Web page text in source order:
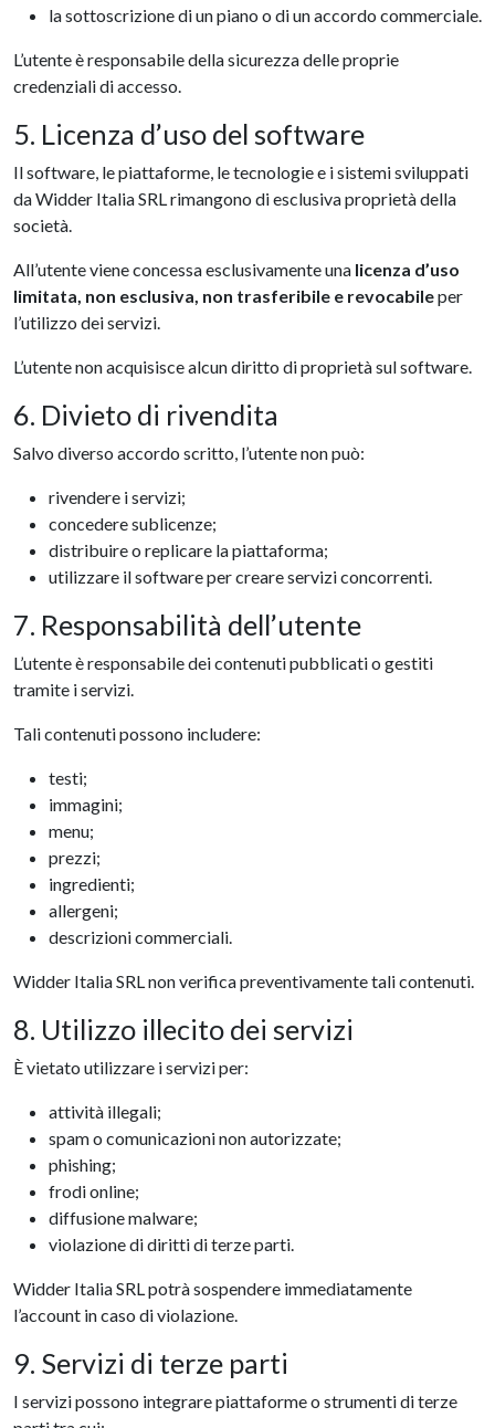
la sottoscrizione di un piano o di un accordo commerciale.
L’utente è responsabile della sicurezza delle proprie
credenziali di accesso.
5. Licenza d’uso del software
Il software, le piattaforme, le tecnologie e i sistemi sviluppati
da Widder Italia SRL rimangono di esclusiva proprietà della
società.
All’utente viene concessa esclusivamente una licenza d’uso
limitata, non esclusiva, non trasferibile e revocabileper
l’utilizzo dei servizi.
L’utente non acquisisce alcun diritto di proprietà sul software.
6. Divieto di rivendita
Salvo diverso accordo scritto, l’utente non può:
rivendere i servizi;
concedere sublicenze;
distribuire o replicare la piattaforma;
utilizzare il software per creare servizi concorrenti.
7. Responsabilità dell’utente
L’utente è responsabile dei contenuti pubblicati o gestiti
tramite i servizi.
Tali contenuti possono includere:
testi;
immagini;
menu;
prezzi;
ingredienti;
allergeni;
descrizioni commerciali.
Widder Italia SRL non verifica preventivamente tali contenuti.
8. Utilizzo illecito dei servizi
È vietato utilizzare i servizi per:
attività illegali;
spam o comunicazioni non autorizzate;
phishing;
frodi online;
diffusione malware;
violazione di diritti di terze parti.
Widder Italia SRL potrà sospendere immediatamente
l’account in caso di violazione.
9. Servizi di terze parti
I servizi possono integrare piattaforme o strumenti di terze